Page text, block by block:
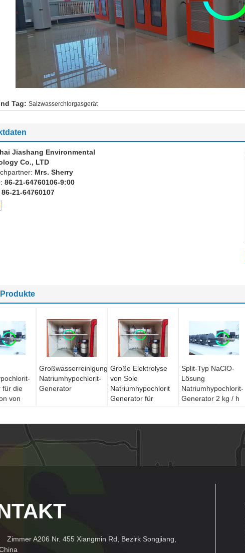
Tag: Salzwasserchlorgasgerät
Jiashang Environmental
Co., LTD
Mrs. Sherry
86-21-64760106-9:00
86-21-64760107
für die
von
Großwasserreinigungsanlage
Natriumhypochlorit-
Generator
Große Elektrolyse
von Sole
Natriumhypochlorit
Generator für
Split-Typ NaClO-
Lösung
Natriumhypochlorit-
Generator 2 kg / h
Zimmer A206 Nr. 455 Xiangmin Rd, Bezirk Songjiang,